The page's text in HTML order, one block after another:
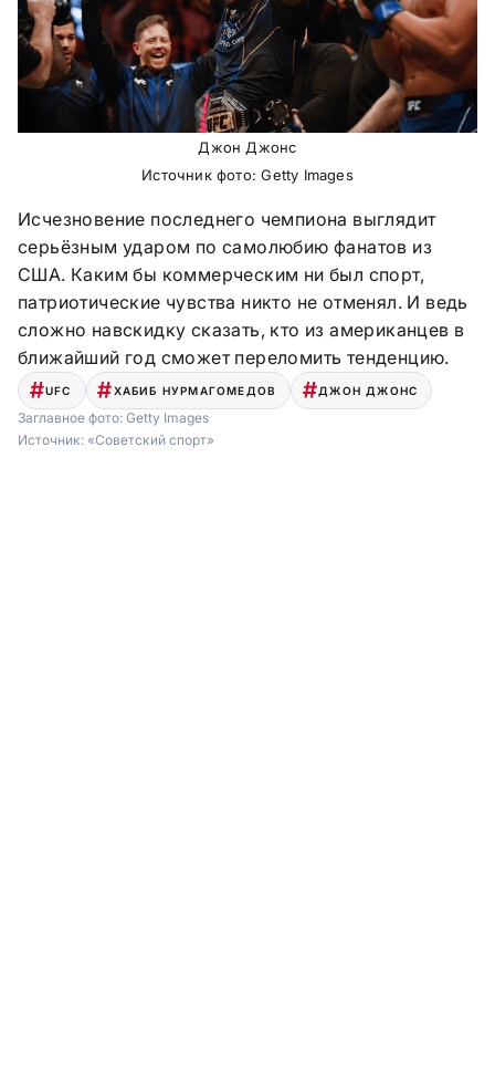
Джон Джонс
Источник фото: Getty Images
Исчезновение последнего чемпиона выглядит
серьёзным ударом по самолюбию фанатов из
США. Каким бы коммерческим ни был спорт,
патриотические чувства никто не отменял. И ведь
сложно навскидку сказать, кто из американцев в
ближайший год сможет переломить тенденцию.
UFC ХАБИБ НУРМАГОМЕДОВ ДЖОН ДЖОНС
Заглавное фото: Getty Images
Источник: «Советский спорт»